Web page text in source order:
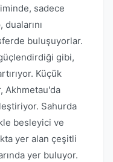
sadece
dualarını
buluşuyorlar.
gibi,
Küçük
Akhmetau'da
Sahurda
besleyici ve
yer alan çeşitli
yer buluyor.